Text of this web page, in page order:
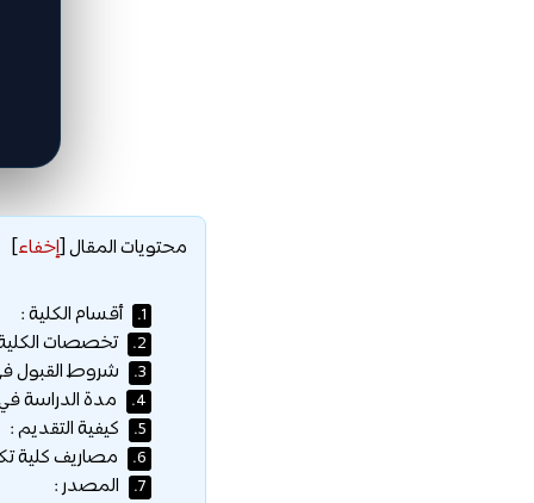
محتويات المقال[إخفاء]
1. أقسام الكلية :
2. تخصصات
3. شروط القبول
4. مدة الدراسة في
5. كيفية التقديم :
6. مصاريف كلية
7. المصدر :